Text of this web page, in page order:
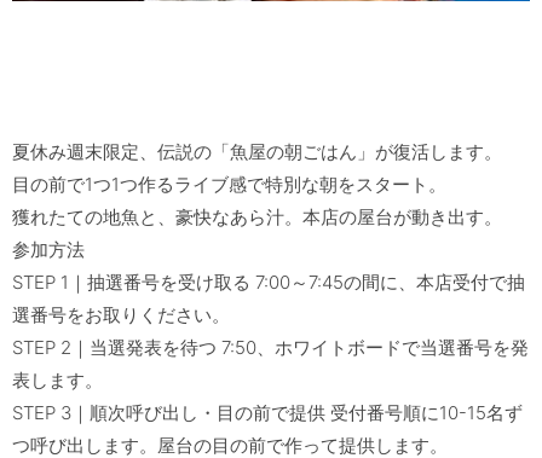
夏休み週末限定、伝説の「魚屋の朝ごはん」が復活します。
目の前で1つ1つ作るライブ感で特別な朝をスタート。
獲れたての地魚と、豪快なあら汁。本店の屋台が動き出す。
参加方法
STEP 1｜抽選番号を受け取る 7:00～7:45の間に、本店受付で抽
選番号をお取りください。
STEP 2｜当選発表を待つ 7:50、ホワイトボードで当選番号を発
表します。
STEP 3｜順次呼び出し・目の前で提供 受付番号順に10-15名ず
つ呼び出します。屋台の目の前で作って提供します。